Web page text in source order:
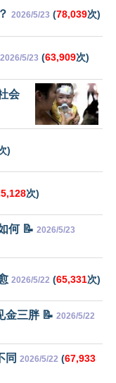
2026/5/23 (78,039次)
2026/5/23 (63,909次)
会
)
次)
何 📝 2026/5/23
2026/5/22 (65,331次)
金三胖 📝 2026/5/22
同 2026/5/22 (67,933